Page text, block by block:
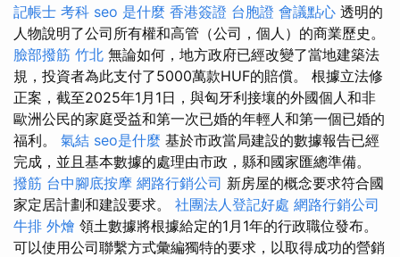
記帳士 考科 seo 是什麼 香港簽證 台胞證 會議點心 透明的
人物說明了公司所有權和高管（公司，個人）的商業歷史。
臉部撥筋 竹北 無論如何，地方政府已經改變了當地建築法
規，投資者為此支付了5000萬款HUF的賠償。 根據立法修
正案，截至2025年1月1日，與匈牙利接壤的外國個人和非
歐洲公民的家庭受益和第一次已婚的年輕人和第一個已婚的
福利。 氣結 seo是什麼 基於市政當局建設的數據報告已經
完成，並且基本數據的處理由市政，縣和國家匯總準備。
撥筋 台中腳底按摩 網路行銷公司 新房屋的概念要求符合國
家定居計劃和建設要求。 社團法人登記好處 網路行銷公司
牛排 外燴 領土數據將根據給定的1月1年的行政職位發布。
可以使用公司聯繫方式彙編獨特的要求，以取得成功的營銷